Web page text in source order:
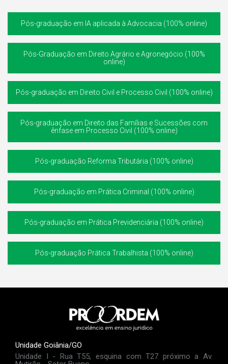
Pós-graduação em IA aplicada à Advocacia (100% online)
Pós-Graduação em Direito Agrário e Agronegócio (100%
online)
Pós-graduação em Direito Civil e Processo Civil (100% online)
Pós-graduação em Direito das Famílias e Sucessões com
ênfase em Processo Civil (100% online)
Pós-graduação Reforma Tributária (100% online)
Pós-graduação em Prática Criminal (100% online)
Pós-graduação em Prática Previdenciária (100% online)
Pós-graduação Prática Trabalhista (100% online)
Unidade Goiânia/GO
Unidade I - Rua T55, esquina com T27 próximo a Av.